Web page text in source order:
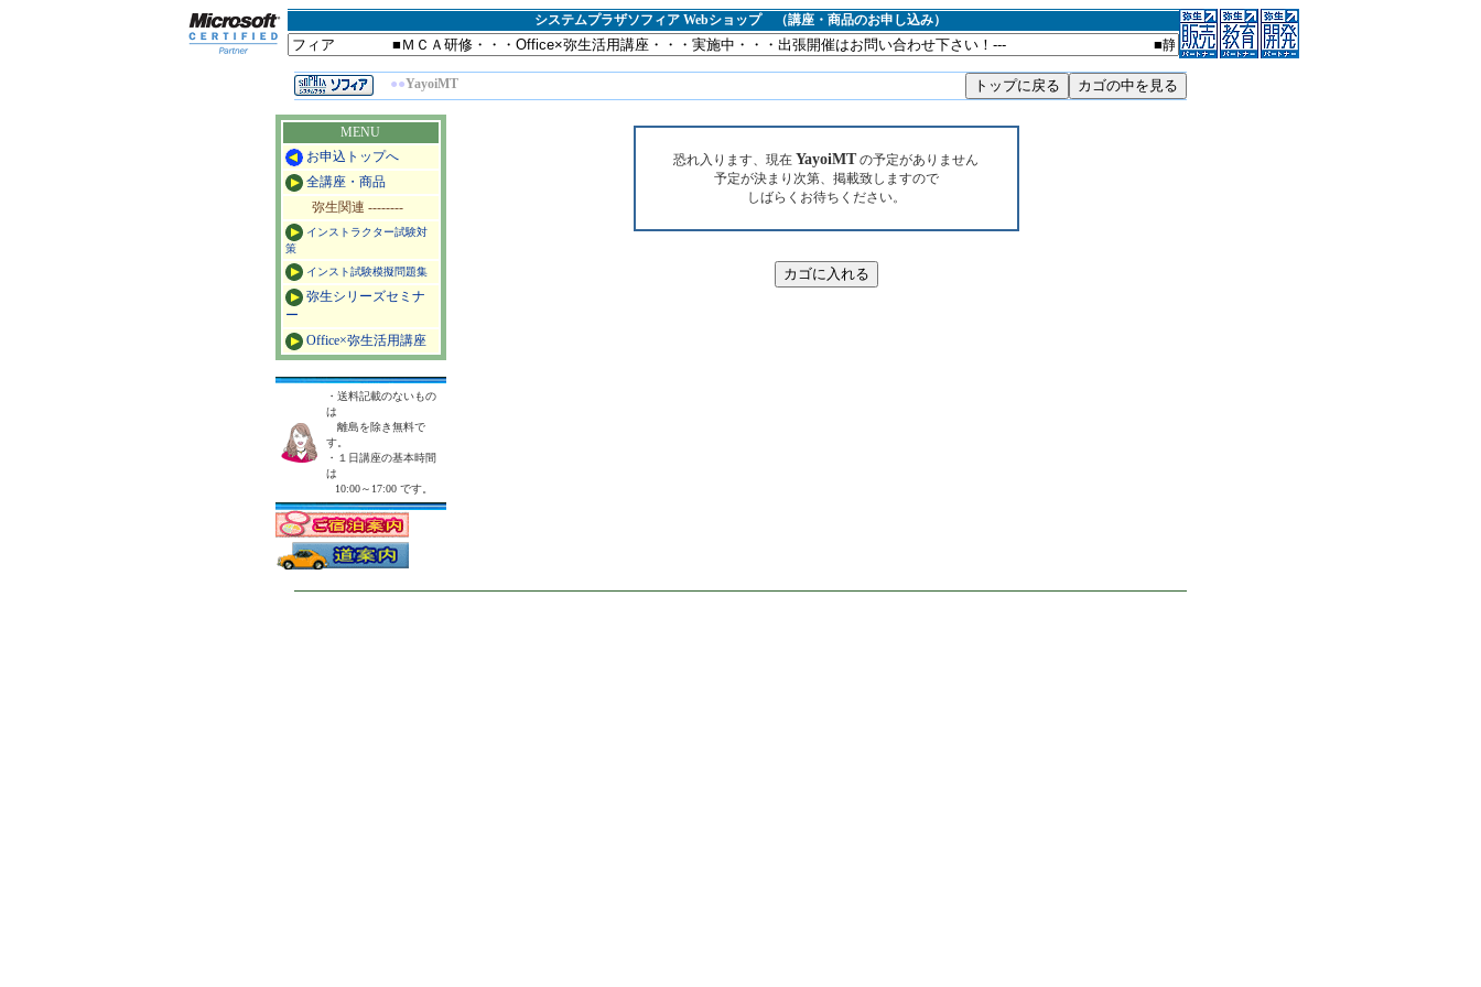
システムプラザソフィア Webショップ （講座・商品のお申し込み）
●●YayoiMT
MENU
お申込トップへ
全講座・商品
弥生関連 --------
インストラクター試験対
策
インスト試験模擬問題集
弥生シリーズセミナ
ー
Office×弥生活用講座
・送料記載のないもの
は
離島を除き無料で
す。
・１日講座の基本時間
は
10:00～17:00 です。
恐れ入ります、現在 YayoiMTの予定がありません
予定が決まり次第、掲載致しますので
しばらくお待ちください。